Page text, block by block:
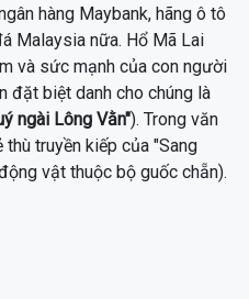
hàng Maybank, hãng ô tô
Malaysia nữa. Hổ Mã Lai
và sức mạnh của con người
đặt biệt danh cho chúng là
ngài Lông Vằn"). Trong văn
thù truyền kiếp của "Sang
vật thuộc bộ guốc chẵn).